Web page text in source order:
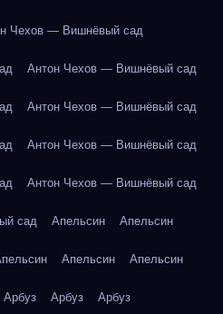
Чехов — Вишнёвый сад
Антон Чехов — Вишнёвый сад
Антон Чехов — Вишнёвый сад
Антон Чехов — Вишнёвый сад
Антон Чехов — Вишнёвый сад
сад Апельсин Апельсин
Апельсин Апельсин
Арбуз Арбуз Арбуз